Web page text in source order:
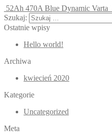
52Ah 470A Blue Dynamic Varta
Szukaj:
Ostatnie wpisy
Hello world!
Archiwa
kwiecień 2020
Kategorie
Uncategorized
Meta